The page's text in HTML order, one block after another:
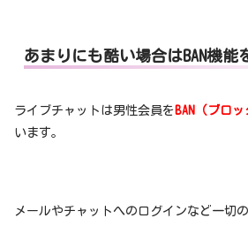
あまりにも酷い場合はBAN機能
ライブチャットは男性会員を BAN（ブロッ
います。
メールやチャットへのログインなど一切